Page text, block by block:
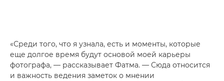
«Среди того, что я узнала, есть и моменты, которые
еще долгое время будут основой моей карьеры
фотографа, — рассказывает Фатма. — Сюда относится
и важность ведения заметок о мнении